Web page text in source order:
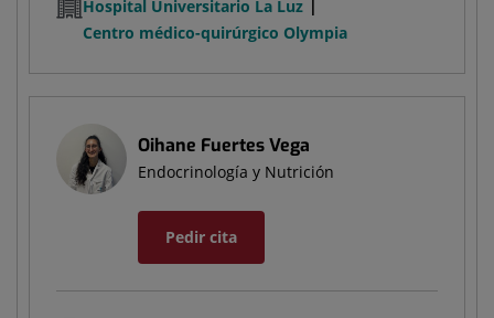
Hospital Universitario La Luz
Centro médico-quirúrgico Olympia
Oihane Fuertes Vega
Endocrinología y Nutrición
Pedir cita